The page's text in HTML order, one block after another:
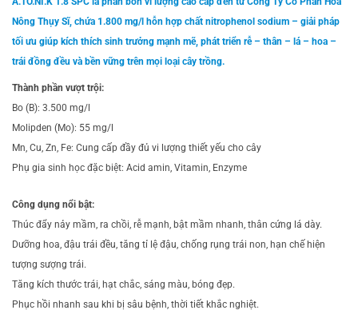
Nông Thụy Sĩ, chứa 1.800 mg/l hỗn hợp chất nitrophenol sodium – giải pháp
tối ưu giúp kích thích sinh trưởng mạnh mẽ, phát triển rễ – thân – lá – hoa –
trái đồng đều và bền vững trên mọi loại cây trồng.
Thành phần vượt trội:
Bo (B): 3.500 mg/l
Molipden (Mo): 55 mg/l
Mn, Cu, Zn, Fe: Cung cấp đầy đủ vi lượng thiết yếu cho cây
Phụ gia sinh học đặc biệt: Acid amin, Vitamin, Enzyme
Công dụng nổi bật:
Thúc đẩy nảy mầm, ra chồi, rễ mạnh, bật mầm nhanh, thân cứng lá dày.
Dưỡng hoa, đậu trái đều, tăng tỉ lệ đậu, chống rụng trái non, hạn chế hiện
tượng sượng trái.
Tăng kích thước trái, hạt chắc, sáng màu, bóng đẹp.
Phục hồi nhanh sau khi bị sâu bệnh, thời tiết khắc nghiệt.